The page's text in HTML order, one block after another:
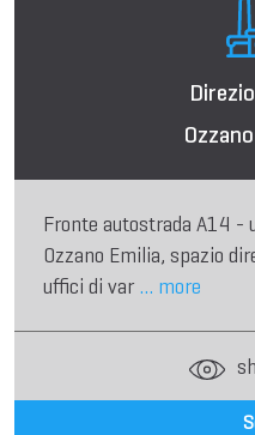
Fronte autostrada A14 -
Ozzano Emilia, spazio
uffici di var ... more